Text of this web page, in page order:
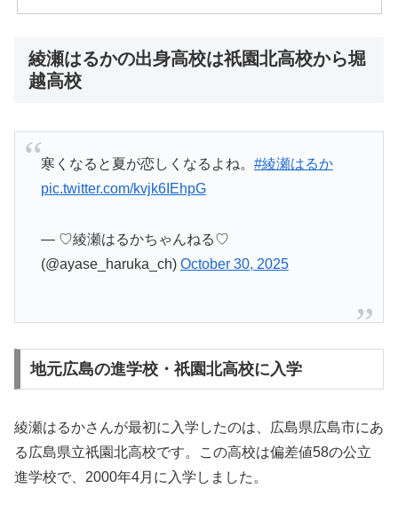
綾瀬はるかの出身高校は祇園北高校から堀
越高校
寒くなると夏が恋しくなるよね。 #綾瀬はるか
pic.twitter.com/kvjk6IEhpG
— ♡綾瀬はるかちゃんねる♡
(@ayase_haruka_ch) October 30, 2025
地元広島の進学校・祇園北高校に入学
綾瀬はるかさんが最初に入学したのは、広島県広島市にあ
る広島県立祇園北高校です。この高校は偏差値58の公立
進学校で、2000年4月に入学しました。